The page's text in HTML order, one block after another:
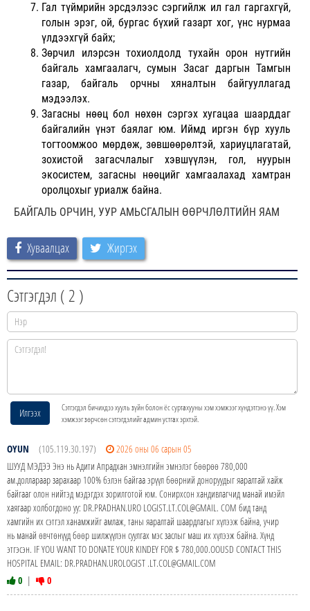
Гал түймрийн эрсдэлээс сэргийлж ил гал гаргахгүй,
голын эрэг, ой, бургас бүхий газарт хог, үнс нурмаа
үлдээхгүй байх;
Зөрчил илэрсэн тохиолдолд тухайн орон нутгийн
байгаль хамгаалагч, сумын Засаг даргын Тамгын
газар, байгаль орчны хяналтын байгууллагад
мэдээлэх.
Загасны нөөц бол нөхөн сэргэх хугацаа шаарддаг
байгалийн үнэт баялаг юм. Иймд иргэн бүр хууль
тогтоомжоо мөрдөж, зөвшөөрөлтэй, хариуцлагатай,
зохистой загасчлалыг хэвшүүлэн, гол, нуурын
экосистем, загасны нөөцийг хамгаалахад хамтран
оролцохыг уриалж байна.
БАЙГАЛЬ ОРЧИН, УУР АМЬСГАЛЫН ӨӨРЧЛӨЛТИЙН ЯАМ
Хуваалцах Жиргэх
Сэтгэгдэл (2 )
Илгээх
Сэтгэгдэл бичихдээ хууль зүйн болон ёс суртахууны хэм хэмжээг хүндэтгэнэ үү. Хэм
хэмжээг зөрчсөн сэтгэгдэлийг админ устгах эрхтэй.
OYUN (105.119.30.197)
2026 оны 06 сарын 05
ШУУД МЭДЭЭ Энэ нь Адити Апрадхан эмнэлгийн эмнэлэг бөөрөө 780,000
ам.доллараар зарахаар 100% бэлэн байгаа эрүүл бөөрний доноруудыг яаралтай хайж
байгааг олон нийтэд мэдэгдэх зорилготой юм. Сонирхсон хандивлагчид манай имэйл
хаягаар холбогдоно уу: DR.PRADHAN.URO LOGIST.LT.COL@GMAIL. COM бид танд
хамгийн их сэтгэл ханамжийг амлаж, таны яаралтай шаардлагыг хүлээж байна, учир
нь манай өвчтөнүүд бөөр шилжүүлэн суулгах мэс заслыг маш их хүлээж байна. Хүнд
этгэсэн. IF YOU WANT TO DONATE YOUR KINDEY FOR $ 780,000.OOUSD CONTACT THIS
HOSPITAL EMAIL: DR.PRADHAN.UROLOGIST .LT.COL@GMAIL.COM
0 | 0